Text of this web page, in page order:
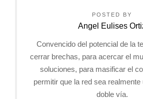
POSTED BY
Angel Eulises
Convencido del potencial de la
cerrar brechas, para acercar el
soluciones, para masificar el
permitir que la red sea
doble vía.